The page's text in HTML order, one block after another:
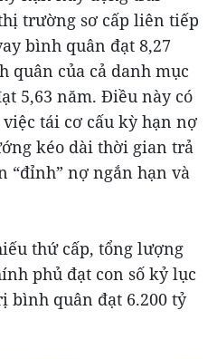
trường sơ cấp liên tiếp
bình quân đạt 8,27
quân của cả danh mục
5,63 năm. Điều này có
tái cơ cấu kỳ hạn nợ
kéo dài thời gian trả
“đỉnh” nợ ngắn hạn và
thứ cấp, tổng lượng
phủ đạt con số kỷ lục
bình quân đạt 6.200 tỷ